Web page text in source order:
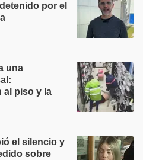
por el
una
al piso y la
el silencio y
sobre